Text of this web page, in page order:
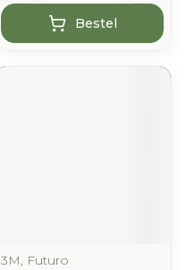
Bestel
3M, Futuro